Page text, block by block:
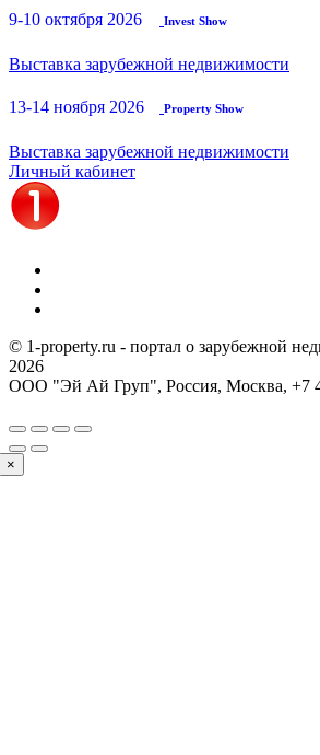
9-10 октября 2026 Invest Show
Выставка зарубежной недвижимости
13-14 ноября 2026 Property Show
Выставка зарубежной недвижимости
Личный кабинет
© 1-property.ru - портал о зарубежной
2026
ООО "Эй Ай Груп", Россия, Москва, +7
×